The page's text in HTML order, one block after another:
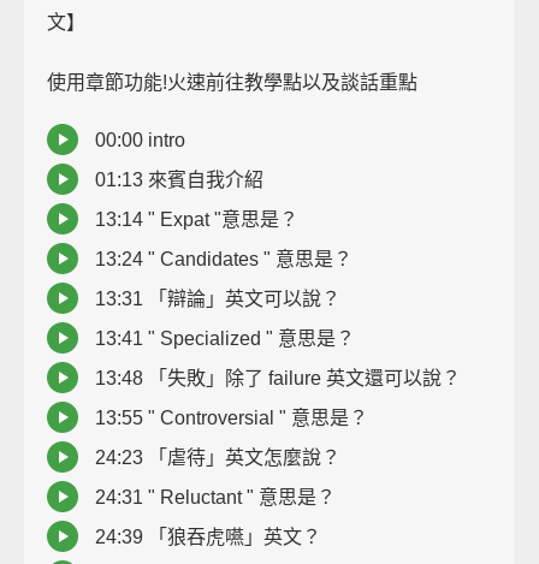
文】
使用章節功能!火速前往教學點以及談話重點
00:00 intro
01:13 來賓自我介紹
13:14 " Expat "意思是？
13:24 " Candidates " 意思是？
13:31 「辯論」英文可以說？
13:41 " Specialized " 意思是？
13:48 「失敗」除了 failure 英文還可以說？
13:55 " Controversial " 意思是？
24:23 「虐待」英文怎麼說？
24:31 " Reluctant " 意思是？
24:39 「狼吞虎嚥」英文？